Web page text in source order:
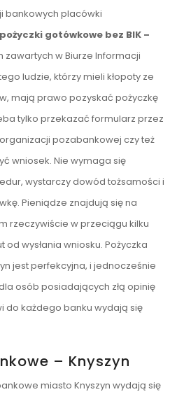
bankowych placówki
pożyczki gotówkowe bez BIK –
w Biurze Informacji
ludzie, którzy mieli kłopoty ze
mają prawo pozyskać pożyczkę
tylko przekazać formularz przez
pozabankowej czy też
wniosek. Nie wymaga się
wystarczy dowód tożsamości i
Pieniądze znajdują się na
rzeczywiście w przeciągu kilku
wysłania wniosku. Pożyczka
jest perfekcyjna, i jednocześnie
osób posiadających złą opinię
do każdego banku wydają się
– Knyszyn
miasto Knyszyn wydają się